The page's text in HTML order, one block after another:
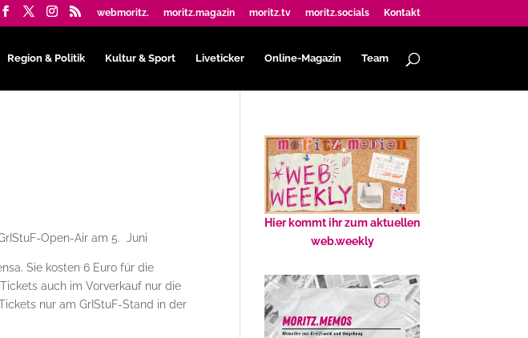
webmoritz. moritz.magazin moritz.tv moritz.socials Kontakt
Region & Politik Kultur & Sport Liveticker Online-Magazin Team
Open-Air am 5. Juni
Sie kosten 6 Euro für die
auch im Vorverkauf nur die
nur am GrIStuF-Stand in der
Hier kommt ihr zum aktuellen
web.weekly